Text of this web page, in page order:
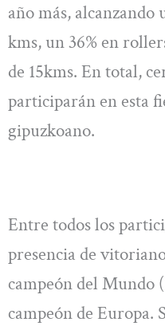
año más, alcanzando
kms, un 36% en
de 15kms. En total,
participarán en esta
gipuzkoano.
Entre todos los
presencia de
campeón del Mundo
campeón de Europa.